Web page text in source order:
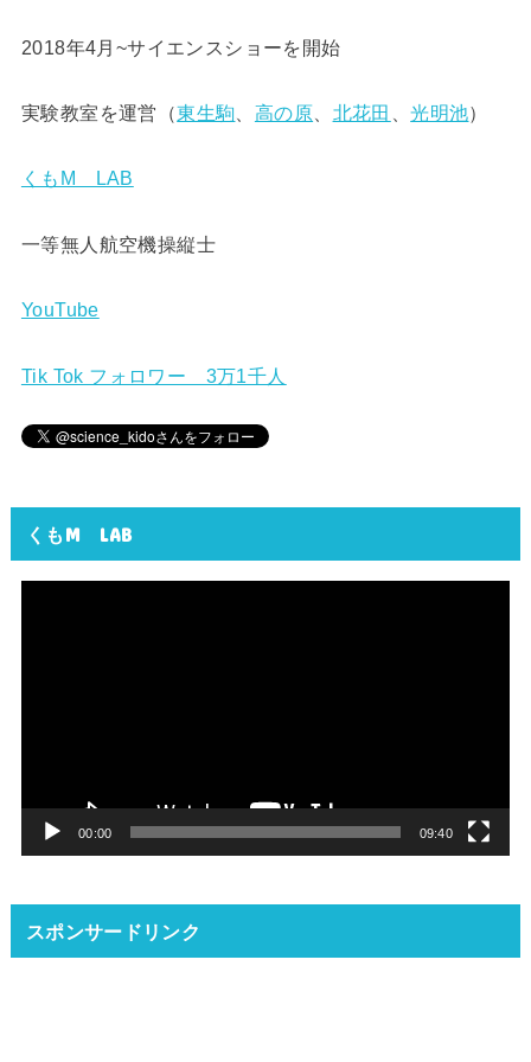
2018年4月~サイエンスショーを開始
実験教室を運営（東生駒 高の原 北花田 、光明池）
くもM LAB
一等無人航空機操縦士
YouTube
Tik Tok フォロワー 3万1千人
くもM LAB
00:00 09:40
スポンサードリンク